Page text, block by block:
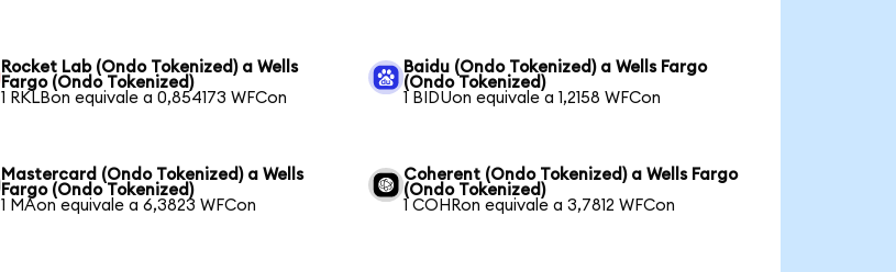
Rocket Lab (Ondo Tokenized) a Wells
Fargo (Ondo Tokenized)
1 RKLBon equivale a 0,854173 WFCon
Baidu (Ondo Tokenized) a Wells Fargo
(Ondo Tokenized)
1 BIDUon equivale a 1,2158 WFCon
Mastercard (Ondo Tokenized) a Wells
Fargo (Ondo Tokenized)
1 MAon equivale a 6,3823 WFCon
Coherent (Ondo Tokenized) a Wells Fargo
(Ondo Tokenized)
1 COHRon equivale a 3,7812 WFCon